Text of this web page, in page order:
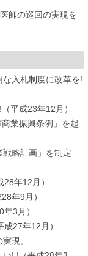
師の巡回の実現を
入札制度に改革を!
平成23年12月）
業振興条例」を起
略計画」を制定
年12月）
年9月）
3月）
27年12月）
現。